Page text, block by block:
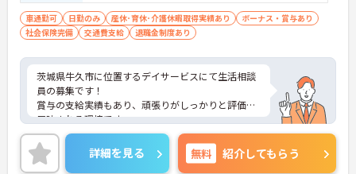
車通勤可 日勤のみ 産休･育休･介護休暇取得実績あり
ボーナス・賞与あり
社会保険完備
交通費支給 退職金制度あり
茨城県牛久市に位置するデイサービスにて生活相談
員の募集です！
賞与の支給実績もあり、頑張りがしっかりと評価に
反映される環境です。
ご興味ある方には、面接対策ポイントなど、さらに
詳細をお話しいたしますのでお気軽にご相談くださ
い！
詳細を見る 無料 紹介してもらう